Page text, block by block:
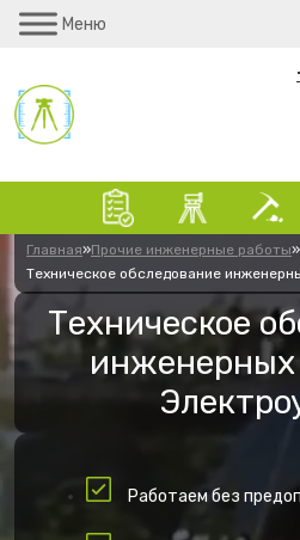
Меню
Главная»Прочие инженерные работы»
Техническое обследование
Техническое
инженерных
Работаем без